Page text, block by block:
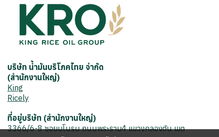
บริษัท น้ำมันบริโภคไทย จำกัด
(สำนักงานใหญ่)
King
Ricely
ที่อยู่บริษัท (สำนักงานใหญ่)
3366/6-8 ซอยมโนรม ถนนพระราม4 แขวงคลองตัน เขต